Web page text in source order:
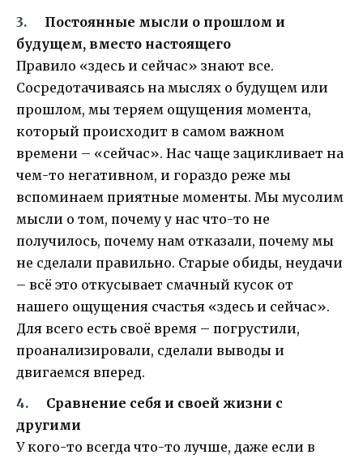
Постоянные мысли о прошлом и
будущем, вместо настоящего
Правило «здесь и сейчас» знают все.
Сосредотачиваясь на мыслях о будущем или
прошлом, мы теряем ощущения момента,
который происходит в самом важном
времени – «сейчас». Нас чаще зацикливает на
чем-то негативном, и гораздо реже мы
вспоминаем приятные моменты. Мы мусолим
мысли о том, почему у нас что-то не
получилось, почему нам отказали, почему мы
не сделали правильно. Старые обиды, неудачи
– всё это откусывает смачный кусок от
нашего ощущения счастья «здесь и сейчас».
Для всего есть своё время – погрустили,
проанализировали, сделали выводы и
двигаемся вперед.
Сравнение себя и своей жизни с
другими
У кого-то всегда что-то лучше, даже если в